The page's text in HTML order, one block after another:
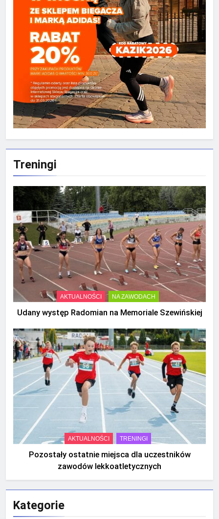
Treningi
AKTUALNOŚCI NA ZAWODACH
Udany występ Radomian na Memoriale Szewińskiej
AKTUALNOŚCI TRENINGI
Pozostały ostatnie miejsca dla uczestników
zawodów lekkoatletycznych
Kategorie